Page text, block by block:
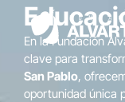
En la Fundación
clave para
San Pablo,
oportunidad única